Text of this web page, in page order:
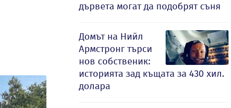
дървета могат да подобрят съня
Домът на Нийл
Армстронг търси
нов собственик:
историята зад къщата за 430 хил.
долара